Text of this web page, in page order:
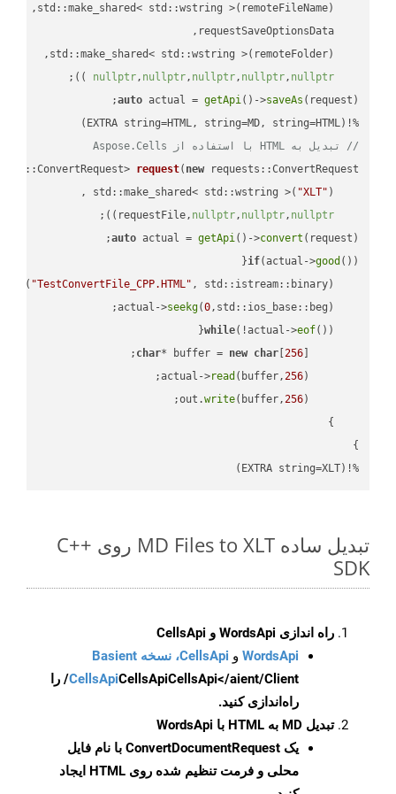
nullptr, nullptr, nullptr, nullptr, nullptr
))
;
auto actual = getApi()->saveAs
%!(EXTRA string=HTML, string=MD, string=HTML)
// تبدیل به HTML با استفاده از Aspose.Cells
request( new
"XLT"
    requestFile,
nullptr, nullptr, nullptr
))
;
auto actual = getApi()->convert (request);
if(actual->good
( "TestConvertFile_CPP.HTML" , std::istream::binary)
seekg(0
while(!actual->eof
char* buffer = new char[ 256
read (buffer,256
write(buffer,256
%!(EXTRA string=XLT)
تبدیل ساده MD Files to XLT روی C++
SDK
راه اندازی WordsApi و CellsApi
WordsApi و CellsApi، نسخه Basient
CellsApiCellsApi
CellsApi</aient/Client/ را
راه‌اندازی کنید.
تبدیل MD به HTML با WordsApi
یک ConvertDocumentRequest با نام فایل
محلی و فرمت تنظیم شده روی HTML ایجاد